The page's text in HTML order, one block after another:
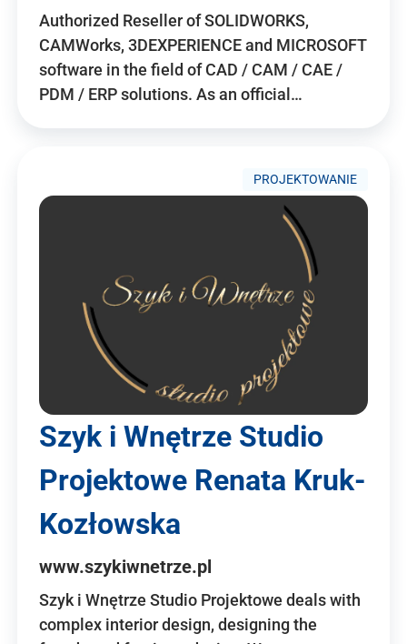
Authorized Reseller of SOLIDWORKS,
CAMWorks, 3DEXPERIENCE and MICROSOFT
software in the field of CAD / CAM / CAE /
PDM / ERP solutions. As an official…
PROJEKTOWANIE
Szyk i Wnętrze Studio
Projektowe Renata Kruk-
Kozłowska
www.szykiwnetrze.pl
Szyk i Wnętrze Studio Projektowe deals with
complex interior design, designing the